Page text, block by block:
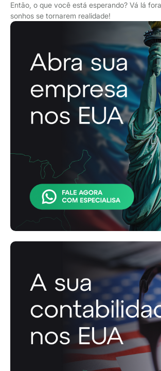
Então, o que você está esperando? Vá lá
sonhos se tornarem realidade!